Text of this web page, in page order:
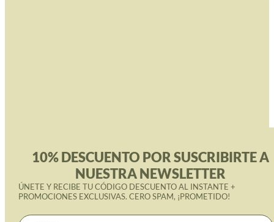
10% DESCUENTO POR SUSCRIBIRTE A
NUESTRA NEWSLETTER
ÚNETE Y RECIBE TU CÓDIGO DESCUENTO AL INSTANTE +
PROMOCIONES EXCLUSIVAS. CERO SPAM, ¡PROMETIDO!